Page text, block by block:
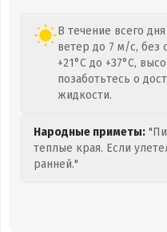
В течение всего
ветер до 7 м/с, без
+21°C до +37°C,
позаботьтесь о
жидкости.
Народные приметы:
теплые края. Если
ранней."